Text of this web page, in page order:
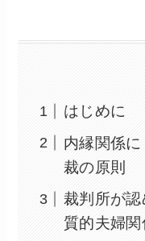
はじめに
内縁関係
裁の原則
裁判所が
質的夫婦